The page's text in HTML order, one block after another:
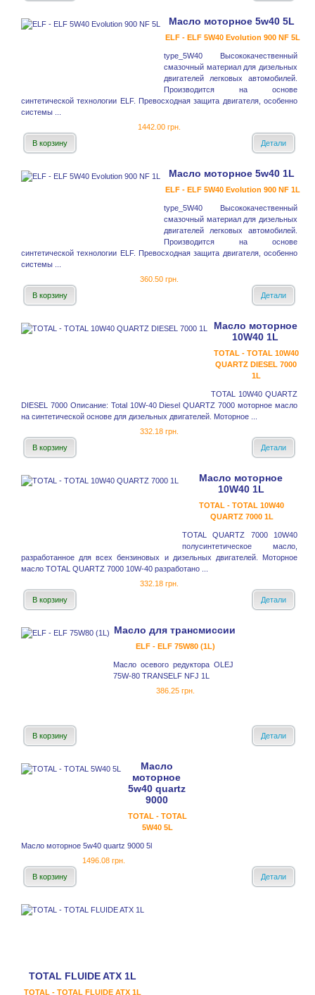
Масло моторное 5w40 5L
ELF - ELF 5W40 Evolution 900 NF 5L
type_5W40 Высококачественный
смазочный материал для дизельных
двигателей легковых автомобилей.
Производится на основе
синтетической технологии ELF. Превосходная защита двигателя, особенно
системы ...
1442.00 грн.
В корзину
Детали
Масло моторное 5w40 1L
ELF - ELF 5W40 Evolution 900 NF 1L
type_5W40 Высококачественный
смазочный материал для дизельных
двигателей легковых автомобилей.
Производится на основе
синтетической технологии ELF. Превосходная защита двигателя, особенно
системы ...
360.50 грн.
В корзину
Детали
Масло моторное
10W40 1L
TOTAL - TOTAL 10W40
QUARTZ DIESEL 7000
1L
TOTAL 10W40 QUARTZ
DIESEL 7000 Описание: Total 10W-40 Diesel QUARTZ 7000 моторное масло
на синтетической основе для дизельных двигателей. Моторное ...
332.18 грн.
В корзину
Детали
Масло моторное
10W40 1L
TOTAL - TOTAL 10W40
QUARTZ 7000 1L
TOTAL QUARTZ 7000 10W40
полусинтетическое масло,
разработанное для всех бензиновых и дизельных двигателей. Моторное
масло TOTAL QUARTZ 7000 10W-40 разработано ...
332.18 грн.
В корзину
Детали
Масло для трансмиссии
ELF - ELF 75W80 (1L)
Масло осевого редуктора OLEJ
75W-80 TRANSELF NFJ 1L
386.25 грн.
В корзину Детали
Масло
моторное
5w40 quartz
9000
TOTAL - TOTAL
5W40 5L
Масло моторное 5w40 quartz 9000 5l
1496.08 грн.
В корзину
Детали
TOTAL FLUIDE ATX 1L
TOTAL - TOTAL FLUIDE ATX 1L